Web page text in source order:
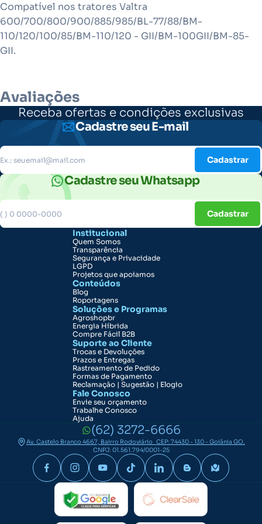
Compatível nos tratores Valtra
600/700/800/900/885/985/BL-77/88/BM-
110/120/100/85/BM-110/120 - GII/BM-100GII/BM-85-
GII.
Avaliações
Receba ofertas e condições exclusivas
Cadastre seu E-mail
Cadastrar
Cadastre seu Whatsapp
Cadastrar
Institucional
Quem Somos
Transparência
Segurança e Privacidade
LGPD
Projetos que apoiamos
Conteúdos
Blog
Roportagens
Soluções e Programas
Agroshopbr
Energia Híbrida
Compre Fácil B2B
Suporte ao Cliente
Trocas e Devoluções
Prazos e Entregas
Rastreamento de Pedido
Formas de Pagamento
Reclamação | Sugestão | Elogio
Fale Conosco
Envie seu orçamento
Trabalhe Conosco
Ajuda
(62) 3272-6666
Av. Castelo Branco 4667, Bairro Rodoviário CEP: 74430 - 130 - Goiânia GO.
CNPJ: 01.561.794/0001-25